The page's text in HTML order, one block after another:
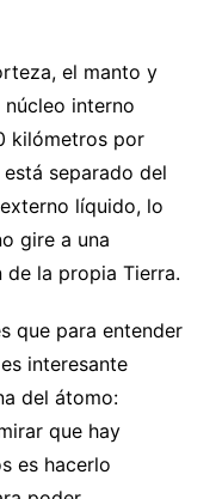
el manto y
interno
kilómetros por
separado del
líquido, lo
gire a una
la propia Tierra.
que para entender
interesante
del átomo:
que hay
es hacerlo